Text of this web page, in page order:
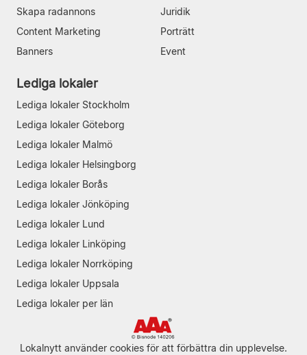
Skapa radannons
Content Marketing
Banners
Juridik
Porträtt
Event
Lediga lokaler
Lediga lokaler Stockholm
Lediga lokaler Göteborg
Lediga lokaler Malmö
Lediga lokaler Helsingborg
Lediga lokaler Borås
Lediga lokaler Jönköping
Lediga lokaler Lund
Lediga lokaler Linköping
Lediga lokaler Norrköping
Lediga lokaler Uppsala
Lediga lokaler per län
Lokalnytt använder cookies för att förbättra din upplevelse.